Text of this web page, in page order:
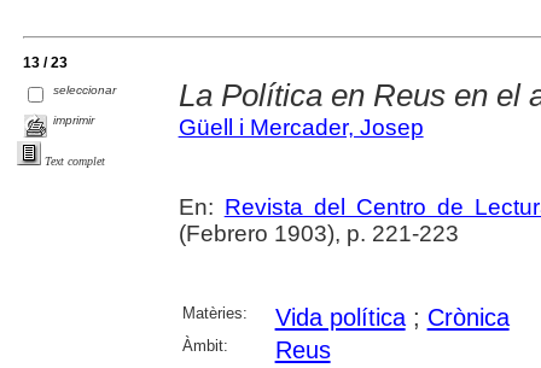
13 / 23
seleccionar
imprimir
Text complet
La Política en Reus en el
Güell i Mercader, Josep
En: Revista del Centro de
(Febrero 1903), p. 221-223
Matèries: Vida política; Crònica
Àmbit: Reus